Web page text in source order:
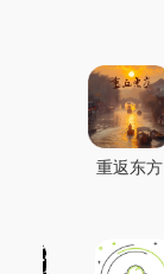
重返东方